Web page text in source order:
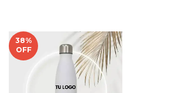
38%
OFF